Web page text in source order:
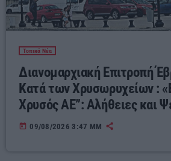
Τοπικά Νέα
Διανομαρχιακή Επιτροπή
Κατά των Χρυσωρυχείων :
Χρυσός ΑΕ”: Αλήθειες
today 09/08/2026 3:47 ΜΜ